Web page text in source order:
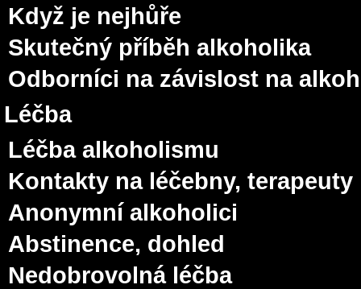
Když je nejhůře
Skutečný příběh alkoholika
Odborníci na závislost na
Léčba
Léčba alkoholismu
Kontakty na léčebny, terapeuty
Anonymní alkoholici
Abstinence, dohled
Nedobrovolná léčba